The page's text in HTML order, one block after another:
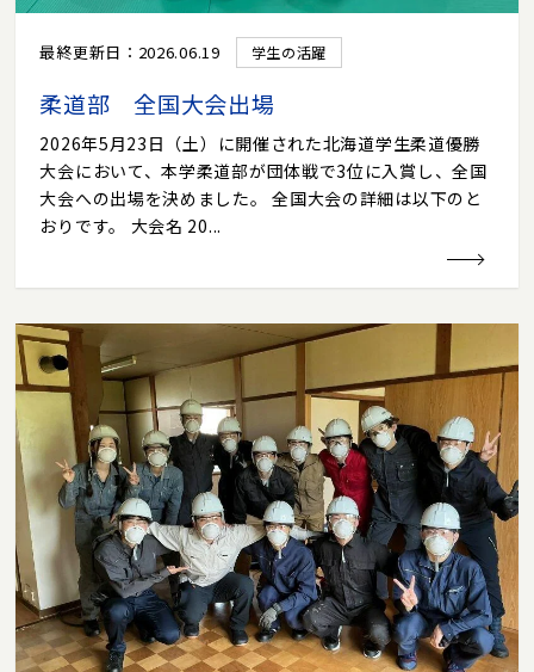
最終更新日：2026.06.19 学生の活躍
柔道部 全国大会出場
2026年5月23日（土）に開催された北海道学生柔道優勝
大会において、本学柔道部が団体戦で3位に入賞し、全国
大会への出場を決めました。 全国大会の詳細は以下のと
おりです。 大会名 20...